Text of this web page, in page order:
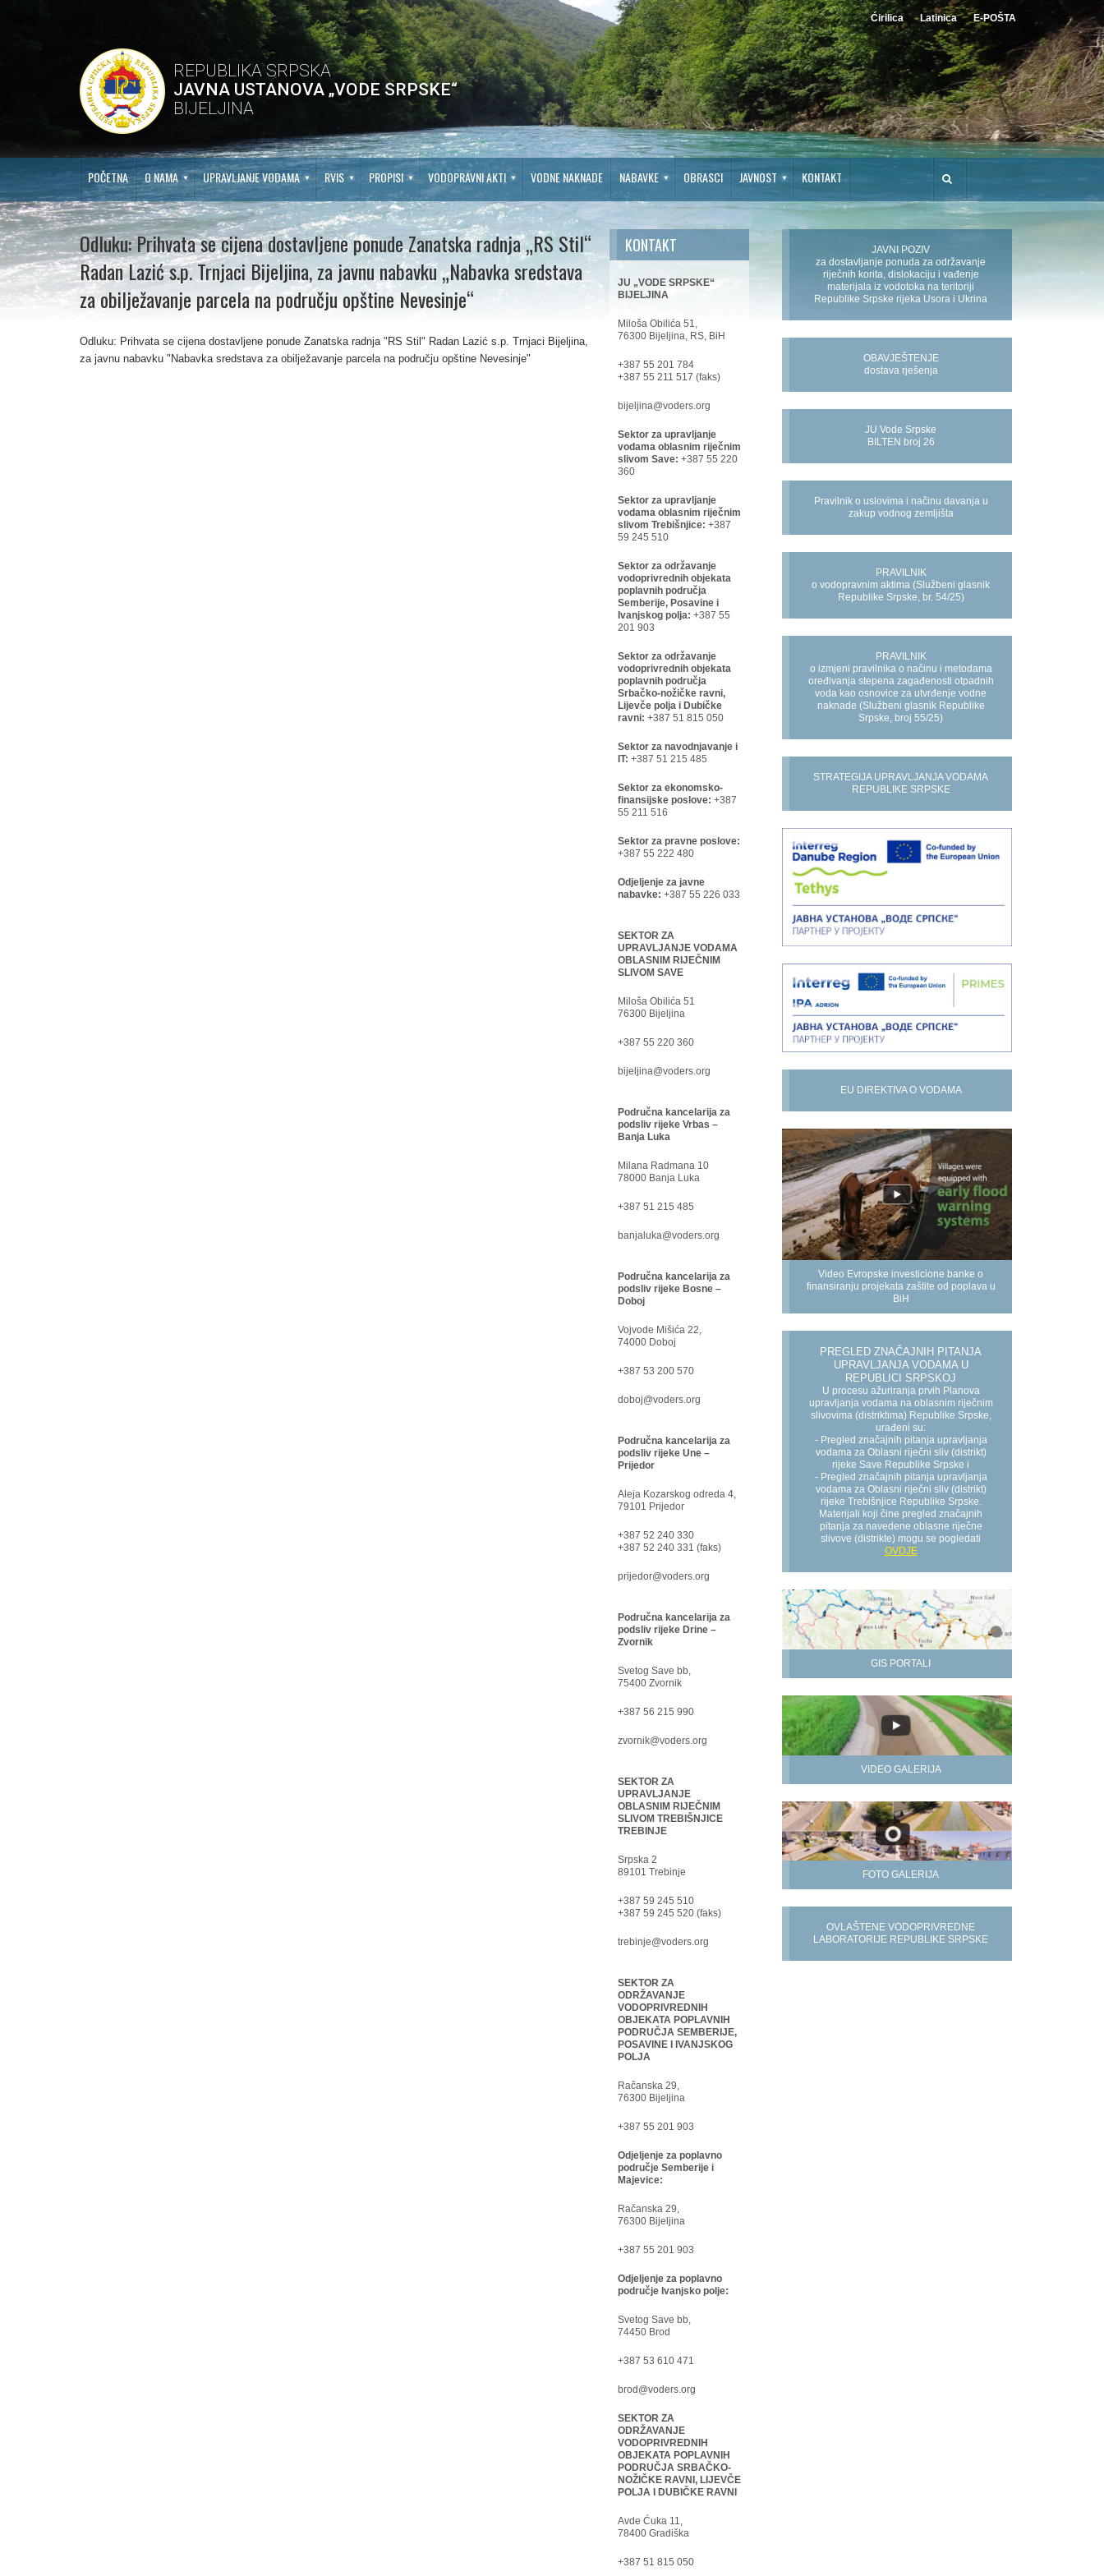
Ćirilica Latinica E-POŠTA
REPUBLIKA SRPSKA
JAVNA USTANOVA „VODE SRPSKE“
BIJELJINA
POČETNA O NAMA UPRAVLJANJE VODAMA RVIS PROPISI VODOPRAVNI AKTI VODNE NAKNADE NABAVKE OBRASCI JAVNOST KONTAKT
Odluku: Prihvata se cijena dostavljene ponude Zanatska radnja „RS Stil“
Radan Lazić s.p. Trnjaci Bijeljina, za javnu nabavku „Nabavka sredstava
za obilježavanje parcela na području opštine Nevesinje“
Odluku: Prihvata se cijena dostavljene ponude Zanatska radnja "RS Stil" Radan Lazić s.p. Trnjaci Bijeljina,
za javnu nabavku "Nabavka sredstava za obilježavanje parcela na području opštine Nevesinje"
JAVNI POZIV
za dostavljanje ponuda za održavanje
riječnih korita, dislokaciju i vađenje
materijala iz vodotoka na teritoriji
Republike Srpske rijeka Usora i Ukrina
OBAVJEŠTENJE
dostava rješenja
JU Vode Srpske
BILTEN broj 26
Pravilnik o uslovima i načinu davanja u
zakup vodnog zemljišta
PRAVILNIK
o vodopravnim aktima (Službeni glasnik
Republike Srpske, br. 54/25)
PRAVILNIK
o izmjeni pravilnika o načinu i metodama
oređivanja stepena zagađenosti otpadnih
voda kao osnovice za utvrđenje vodne
naknade (Službeni glasnik Republike
Srpske, broj 55/25)
STRATEGIJA UPRAVLJANJA VODAMA
REPUBLIKE SRPSKE
EU DIREKTIVA O VODAMA
Video Evropske investicione banke o
finansiranju projekata zaštite od poplava u
BiH
PREGLED ZNAČAJNIH PITANJA
UPRAVLJANJA VODAMA U
REPUBLICI SRPSKOJ
U procesu ažuriranja prvih Planova
upravljanja vodama na oblasnim riječnim
slivovima (distriktima) Republike Srpske,
urađeni su:
- Pregled značajnih pitanja upravljanja
vodama za Oblasni riječni sliv (distrikt)
rijeke Save Republike Srpske i
- Pregled značajnih pitanja upravljanja
vodama za Oblasni riječni sliv (distrikt)
rijeke Trebišnjice Republike Srpske.
Materijali koji čine pregled značajnih
pitanja za navedene oblasne riječne
slivove (distrikte) mogu se pogledati
OVDJE
GIS PORTALI
VIDEO GALERIJA
FOTO GALERIJA
OVLAŠTENE VODOPRIVREDNE
LABORATORIJE REPUBLIKE SRPSKE
KONTAKT
JU „VODE SRPSKE“
BIJELJINA
Miloša Obilića 51,
76300 Bijeljina, RS, BiH
+387 55 201 784
+387 55 211 517 (faks)
bijeljina@voders.org
Sektor za upravljanje
vodama oblasnim riječnim
slivom Save: +387 55 220
360
Sektor za upravljanje
vodama oblasnim riječnim
slivom Trebišnjice: +387
59 245 510
Sektor za održavanje
vodoprivrednih objekata
poplavnih područja
Semberije, Posavine i
Ivanjskog polja: +387 55
201 903
Sektor za održavanje
vodoprivrednih objekata
poplavnih područja
Srbačko-nožičke ravni,
Lijevče polja i Dubičke
ravni: +387 51 815 050
Sektor za navodnjavanje i
IT: +387 51 215 485
Sektor za ekonomsko-
finansijske poslove: +387
55 211 516
Sektor za pravne poslove:
+387 55 222 480
Odjeljenje za javne
nabavke: +387 55 226 033
SEKTOR ZA
UPRAVLJANJE VODAMA
OBLASNIM RIJEČNIM
SLIVOM SAVE
Miloša Obilića 51
76300 Bijeljina
+387 55 220 360
bijeljina@voders.org
Područna kancelarija za
podsliv rijeke Vrbas –
Banja Luka
Milana Radmana 10
78000 Banja Luka
+387 51 215 485
banjaluka@voders.org
Područna kancelarija za
podsliv rijeke Bosne –
Doboj
Vojvode Mišića 22,
74000 Doboj
+387 53 200 570
doboj@voders.org
Područna kancelarija za
podsliv rijeke Une –
Prijedor
Aleja Kozarskog odreda 4,
79101 Prijedor
+387 52 240 330
+387 52 240 331 (faks)
prijedor@voders.org
Područna kancelarija za
podsliv rijeke Drine –
Zvornik
Svetog Save bb,
75400 Zvornik
+387 56 215 990
zvornik@voders.org
SEKTOR ZA
UPRAVLJANJE
OBLASNIM RIJEČNIM
SLIVOM TREBIŠNJICE
TREBINJE
Srpska 2
89101 Trebinje
+387 59 245 510
+387 59 245 520 (faks)
trebinje@voders.org
SEKTOR ZA
ODRŽAVANJE
VODOPRIVREDNIH
OBJEKATA POPLAVNIH
PODRUČJA SEMBERIJE,
POSAVINE I IVANJSKOG
POLJA
Račanska 29,
76300 Bijeljina
+387 55 201 903
Odjeljenje za poplavno
područje Semberije i
Majevice:
Račanska 29,
76300 Bijeljina
+387 55 201 903
Odjeljenje za poplavno
područje Ivanjsko polje:
Svetog Save bb,
74450 Brod
+387 53 610 471
brod@voders.org
SEKTOR ZA
ODRŽAVANJE
VODOPRIVREDNIH
OBJEKATA POPLAVNIH
PODRUČJA SRBAČKO-
NOŽIČKE RAVNI, LIJEVČE
POLJA I DUBIČKE RAVNI
Avde Ćuka 11,
78400 Gradiška
+387 51 815 050